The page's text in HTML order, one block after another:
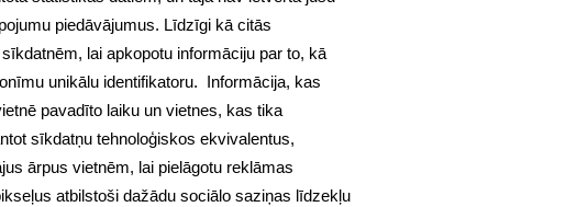
piedāvājumus. Līdzīgi kā citās
lai apkopotu informāciju par to, kā
unikālu identifikatoru. Informācija, kas
pavadīto laiku un vietnes, kas tika
sīkdatņu tehnoloģiskos ekvivalentus,
ārpus vietnēm, lai pielāgotu reklāmas
atbilstoši dažādu sociālo saziņas līdzekļu